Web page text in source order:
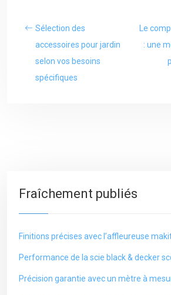
Sélection des
accessoires pour jardin
selon vos besoins
spécifiques
Le
: une
Fraîchement publiés
Finitions précises avec l’affleureuse
Performance de la scie black & decker
Précision garantie avec un mètre à